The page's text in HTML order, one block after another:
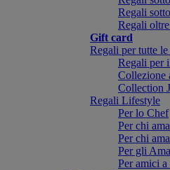
Regali
Regali
Gift card
Regali per tutte
Regali per
Collezione
Collection
Regali Lifestyle
Per lo Chef
Per chi
Per chi
Per gli
Per amici a